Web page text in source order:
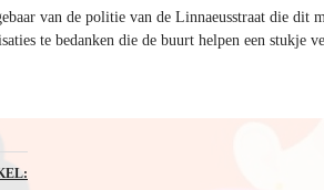
van de politie van de Linnaeusstraat die dit
te bedanken die de buurt helpen een stukje